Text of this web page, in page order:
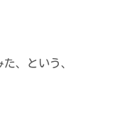
、という、